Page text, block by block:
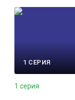
1 СЕРИЯ
1 серия